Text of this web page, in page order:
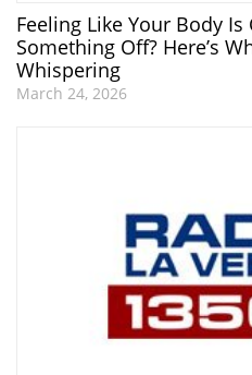
Feeling Like Your Body
Something Off? Here’s
Whispering
March 24, 2026